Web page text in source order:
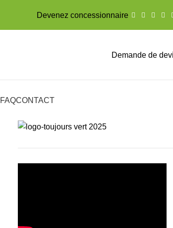
Devenez concessionnaire
Demande de
FAQCONTACT